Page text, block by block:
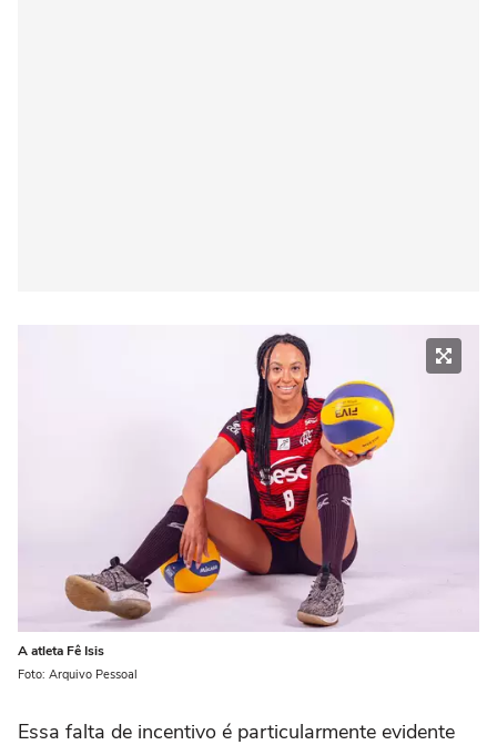
A atleta Fê Isis
Foto: Arquivo Pessoal
Essa falta de incentivo é particularmente evidente